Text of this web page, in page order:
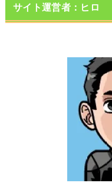
サイト運営者：ヒロ